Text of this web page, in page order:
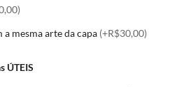
mesma arte da capa (+R$30,00)
ÚTEIS